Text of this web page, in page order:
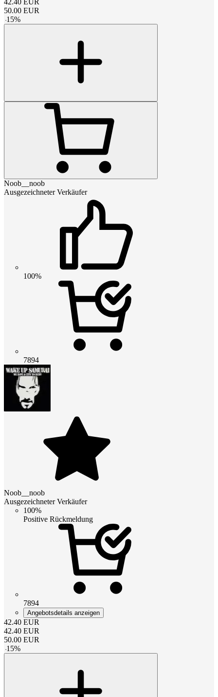
42.40 EUR
50.00 EUR
-15%
Noob__noob
Ausgezeichneter Verkäufer
100%
7894
Noob__noob
Ausgezeichneter Verkäufer
100%
Positive Rückmeldung
7894
Angebotsdetails anzeigen
42.40 EUR
42.40 EUR
50.00 EUR
-15%